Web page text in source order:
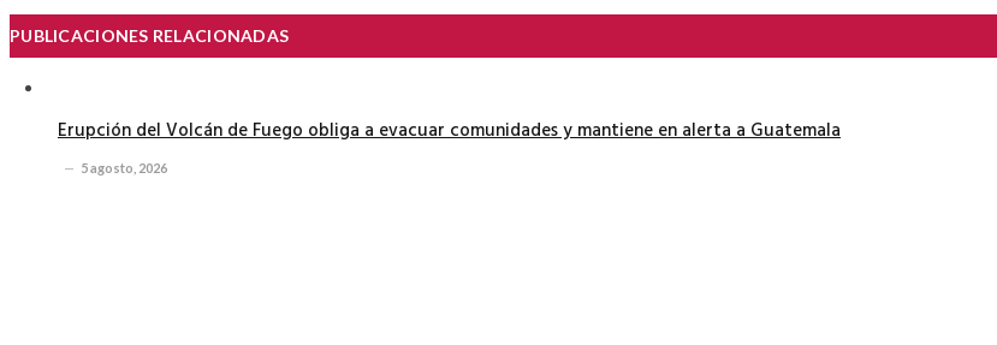
PUBLICACIONES RELACIONADAS
Erupción del Volcán de Fuego obliga a evacuar comunidades y mantiene en alerta a Guatemala
5 agosto, 2026